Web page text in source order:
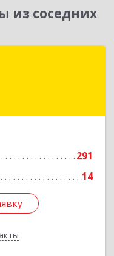
из соседних
291
14
г, Зейская